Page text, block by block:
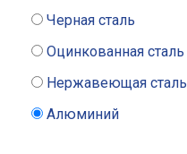
Черная сталь
Оцинкованная сталь
Нержавеющая сталь
Алюминий